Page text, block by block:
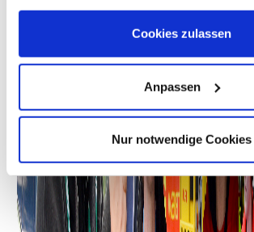
Informationen zu Cookies finden Sie in
Datenschutzhinweisen.
Cookies zulassen
Anpassen
Nur notwendige Cookies